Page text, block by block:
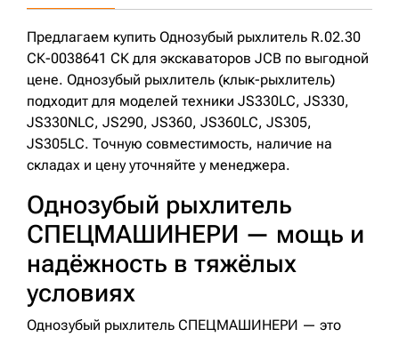
Предлагаем купить Однозубый рыхлитель R.02.30
СК-0038641 СК для экскаваторов JCB по выгодной
цене. Однозубый рыхлитель (клык-рыхлитель)
подходит для моделей техники JS330LC, JS330,
JS330NLC, JS290, JS360, JS360LC, JS305,
JS305LC. Точную совместимость, наличие на
складах и цену уточняйте у менеджера.
Однозубый рыхлитель
СПЕЦМАШИНЕРИ — мощь и
надёжность в тяжёлых
условиях
Однозубый рыхлитель СПЕЦМАШИНЕРИ — это